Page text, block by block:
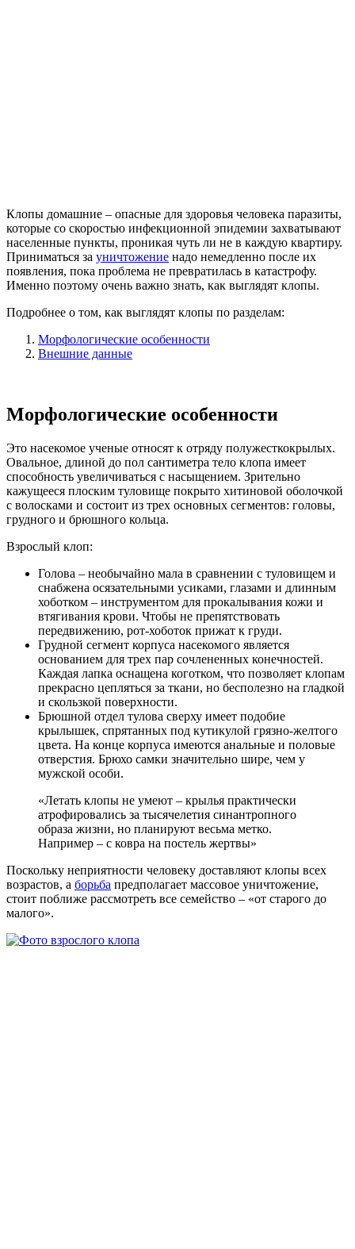
Клопы домашние – опасные для здоровья человека паразиты,
которые со скоростью инфекционной эпидемии захватывают
населенные пункты, проникая чуть ли не в каждую квартиру.
Приниматься за уничтожение надо немедленно после их
появления, пока проблема не превратилась в катастрофу.
Именно поэтому очень важно знать, как выглядят клопы.
Подробнее о том, как выглядят клопы по разделам:
Морфологические особенности
Внешние данные
Морфологические особенности
Это насекомое ученые относят к отряду полужесткокрылых.
Овальное, длиной до пол сантиметра тело клопа имеет
способность увеличиваться с насыщением. Зрительно
кажущееся плоским туловище покрыто хитиновой оболочкой
с волосками и состоит из трех основных сегментов: головы,
грудного и брюшного кольца.
Взрослый клоп:
Голова – необычайно мала в сравнении с туловищем и
снабжена осязательными усиками, глазами и длинным
хоботком – инструментом для прокалывания кожи и
втягивания крови. Чтобы не препятствовать
передвижению, рот-хоботок прижат к груди.
Грудной сегмент корпуса насекомого является
основанием для трех пар сочлененных конечностей.
Каждая лапка оснащена коготком, что позволяет клопам
прекрасно цепляться за ткани, но бесполезно на гладкой
и скользкой поверхности.
Брюшной отдел тулова сверху имеет подобие
крылышек, спрятанных под кутикулой грязно-желтого
цвета. На конце корпуса имеются анальные и половые
отверстия. Брюхо самки значительно шире, чем у
мужской особи.
«Летать клопы не умеют – крылья практически
атрофировались за тысячелетия синантропного
образа жизни, но планируют весьма метко.
Например – с ковра на постель жертвы»
Поскольку неприятности человеку доставляют клопы всех
возрастов, а борьба предполагает массовое уничтожение,
стоит поближе рассмотреть все семейство – «от старого до
малого».